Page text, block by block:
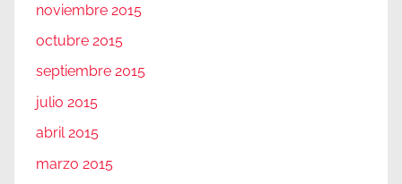
noviembre 2015
octubre 2015
septiembre 2015
julio 2015
abril 2015
marzo 2015